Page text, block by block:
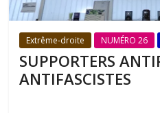
Extrême-droite NUMÉRO 26
SUPPORTERS
ANTIFASCISTES